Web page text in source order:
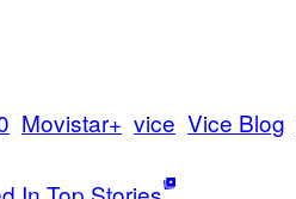
Movistar+ vice Vice Blog